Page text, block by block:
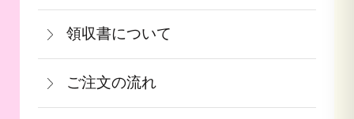
※クール便の場合は送料＋クール代金
440円（税込）
利用頂けます。
果物や予約ギフトについては出荷時期が
参りましたら、ご予約順に発送いたしま
す。
商品が食品等の場合は、お客様のお手元
に到着後の返品は基本的にお受け出来ま
せん。但し、発送中の破損や不良品、あ
るいはご注文と違う商品が届いた場合
は、お手数ですが商品到着後３日以内に
領収書について
領収書をご希望のお客様は、ご注文画面
の備考欄にてお知らせ下さい。なお、お
支払い方法にて領収書の形態が異なりま
ご注文の流れ
一部出荷が遅れる商品に関してはメール